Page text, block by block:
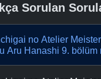
Sorulan
no Atelier
Aru Hanashi 9.